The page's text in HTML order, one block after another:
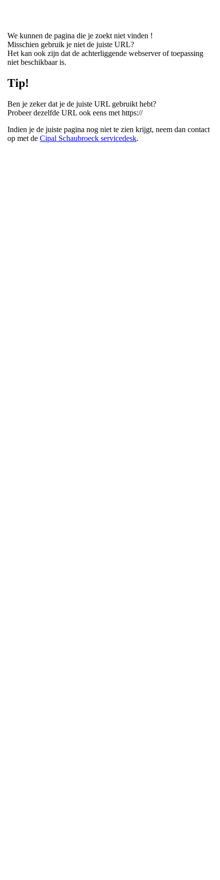
We kunnen de pagina die je zoekt niet vinden !
Misschien gebruik je niet de juiste URL?
Het kan ook zijn dat de achterliggende webserver of toepassing
niet beschikbaar is.
Tip!
Ben je zeker dat je de juiste URL gebruikt hebt?
Probeer dezelfde URL ook eens met https://
Indien je de juiste pagina nog niet te zien krijgt, neem dan contact
op met de Cipal Schaubroeck servicedesk.